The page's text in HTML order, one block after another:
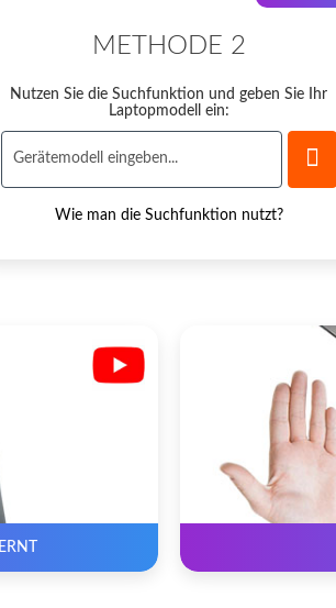
METHODE 2
Nutzen Sie die Suchfunktion und geben Sie Ihr
Laptopmodell ein:
Wie man die Suchfunktion nutzt?